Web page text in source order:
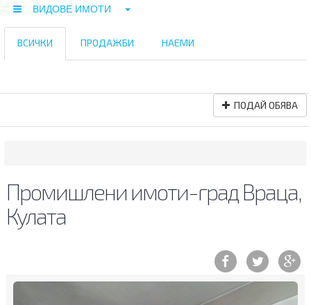
ВИДОВЕ ИМОТИ
ВСИЧКИ ПРОДАЖБИ НАЕМИ
ПОДАЙ ОБЯВА
Промишлени имоти-град Враца,
Кулата